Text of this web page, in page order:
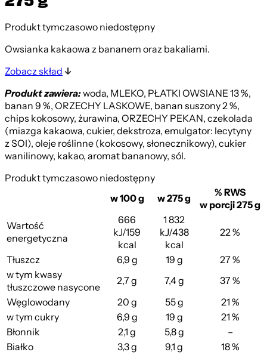
Produkt tymczasowo niedostępny
Owsianka kakaowa z bananem oraz bakaliami.
Zobacz skład
Produkt zawiera:woda, MLEKO, PŁATKI OWSIANE 13 %,
banan 9 %, ORZECHY LASKOWE, banan suszony 2 %,
chips kokosowy, żurawina, ORZECHY PEKAN, czekolada
(miazga kakaowa, cukier, dekstroza, emulgator: lecytyny
z SOI), oleje roślinne (kokosowy, słonecznikowy), cukier
wanilinowy, kakao, aromat bananowy, sól.
Produkt tymczasowo niedostępny
w 100 g
w 275 g
% RWS
w porcji 275 g
Wartość
energetyczna
666
kJ/159
kcal
1 832
kJ/438
kcal
22 %
Tłuszcz 6,9 g 19 g
27 %
w tym kwasy
tłuszczowe nasycone
2,7 g 7,4 g
37 %
Węglowodany
20 g 55 g
21 %
w tym cukry
6,9 g 19 g
21 %
Błonnik
2,1 g 5,8 g
–
Białko
3,3 g 9,1 g
18 %